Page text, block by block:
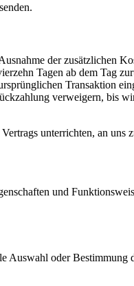
der zusätzlichen
Tagen ab dem Tag
Transaktion
verweigern, bis
unterrichten, an uns
und
oder Bestimmung